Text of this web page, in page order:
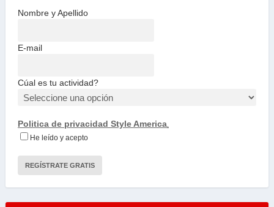
Nombre y Apellido
E-mail
Cúal es tu actividad?
Politica de privacidad Style America.
He leído y acepto